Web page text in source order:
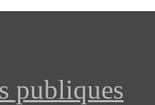
publiques